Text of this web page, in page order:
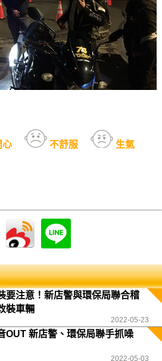
心 不舒服 生氣
要注意！新店警與環保局聯合稽
裝車輛
2022-05-23
OUT 新店警、環保局聯手抓噪
2022-05-03